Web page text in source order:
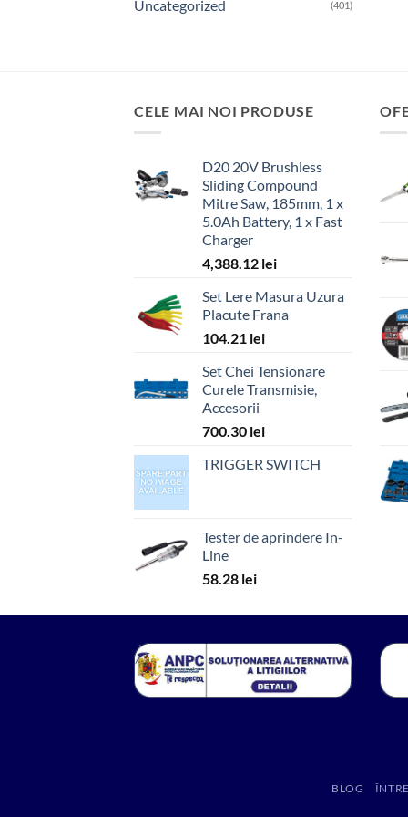
Uncategorized (401)
CELE MAI NOI PRODUSE
D20 20V Brushless
Sliding Compound
Mitre Saw, 185mm, 1 x
5.0Ah Battery, 1 x Fast
Charger
4,388.12 lei
Set Lere Masura Uzura
Placute Frana
104.21 lei
Set Chei Tensionare
Curele Transmisie,
Accesorii
700.30 lei
TRIGGER SWITCH
Tester de aprindere In-
Line
58.28 lei
BLOG